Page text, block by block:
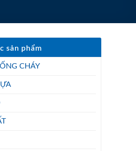
sản phẩm
CHÁY